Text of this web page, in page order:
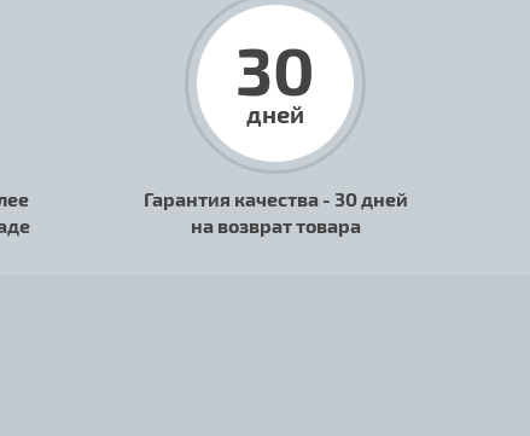
30
дней
Гарантия качества - 30 дней
на возврат товара